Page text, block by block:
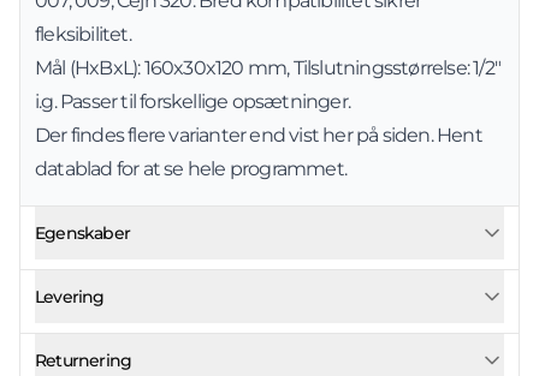
fleksibilitet.
Mål (HxBxL): 160x30x120 mm, Tilslutningsstørrelse: 1/2"
i.g. Passer til forskellige opsætninger.
Der findes flere varianter end vist her på siden. Hent
datablad for at se hele programmet.
Egenskaber
Levering
Returnering